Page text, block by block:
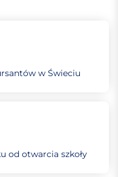
w Świeciu
od otwarcia szkoły